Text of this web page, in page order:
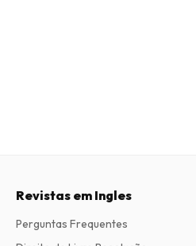
Revistas em Ingles
Perguntas Frequentes